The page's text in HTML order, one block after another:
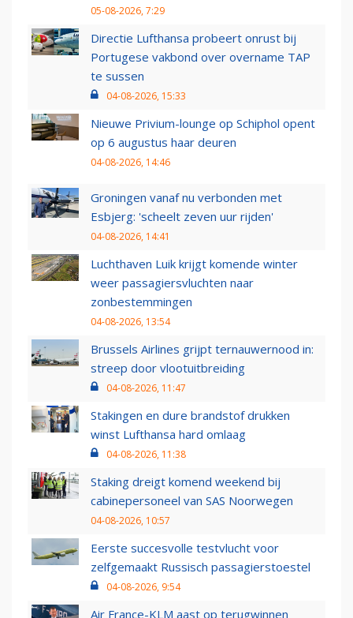
05-08-2026, 7:29
Directie Lufthansa probeert onrust bij
Portugese vakbond over overname TAP
te sussen
04-08-2026, 15:33
Nieuwe Privium-lounge op Schiphol opent
op 6 augustus haar deuren
04-08-2026, 14:46
Groningen vanaf nu verbonden met
Esbjerg: 'scheelt zeven uur rijden'
04-08-2026, 14:41
Luchthaven Luik krijgt komende winter
weer passagiersvluchten naar
zonbestemmingen
04-08-2026, 13:54
Brussels Airlines grijpt ternauwernood in:
streep door vlootuitbreiding
04-08-2026, 11:47
Stakingen en dure brandstof drukken
winst Lufthansa hard omlaag
04-08-2026, 11:38
Staking dreigt komend weekend bij
cabinepersoneel van SAS Noorwegen
04-08-2026, 10:57
Eerste succesvolle testvlucht voor
zelfgemaakt Russisch passagierstoestel
04-08-2026, 9:54
Air France-KLM aast op terugwinnen